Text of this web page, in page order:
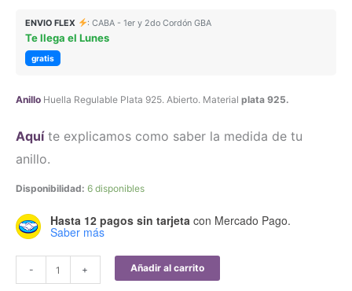
ENVIO FLEX : CABA - 1er y 2do Cordón GBA
Te llega el Lunes
gratis
Anillo Huella Regulable Plata 925. Abierto. Material plata 925.
Aquíte explicamos como saber la medida de tu
anillo.
Disponibilidad: 6 disponibles
Hasta 12 pagos sin tarjeta con Mercado Pago.
Saber más
-
Huella
+ Añadir al carrito